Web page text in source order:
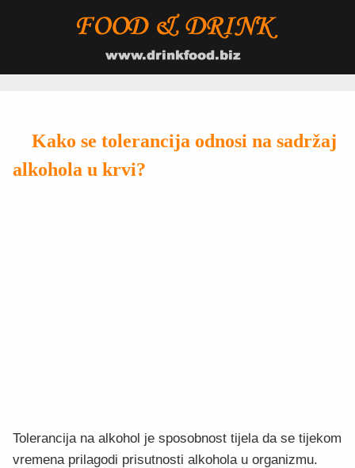
Kako se tolerancija odnosi na sadržaj
alkohola u krvi?
Tolerancija na alkohol je sposobnost tijela da se tijekom
vremena prilagodi prisutnosti alkohola u organizmu.